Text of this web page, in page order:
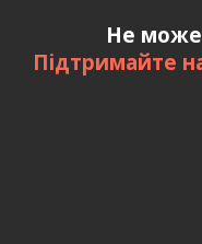
Не
Підтримайте